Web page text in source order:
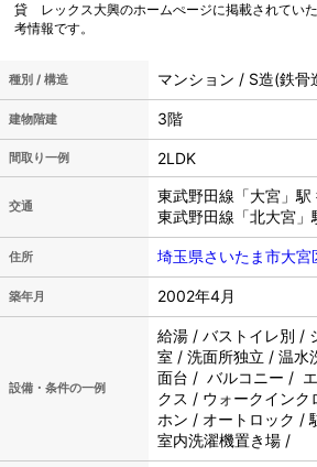
貸 レックス大興のホームぺージに掲載されてい
考情報です。
種別 / 構造 マンション / S造(鉄骨
建物階建 3階
間取り一例 2LDK
交通
東武野田線「大宮」駅
東武野田線「北大宮」
住所 埼玉県さいたま市大宮
築年月 2002年4月
設備・条件の一例
給湯 / バストイレ別 /
室 / 洗面所独立 / 温水
面台 / バルコニー /
クス / ウォークイン
ホン / オートロック /
室内洗濯機置き場 /